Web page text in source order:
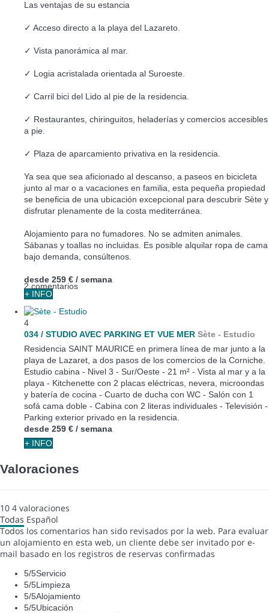
Las ventajas de su estancia
✓ Acceso directo a la playa del Lazareto.
✓ Vista panorámica al mar.
✓ Logia acristalada orientada al Suroeste.
✓ Carril bici del Lido al pie de la residencia.
✓ Restaurantes, chiringuitos, heladerías y comercios accesibles
a pie.
✓ Plaza de aparcamiento privativa en la residencia.
Ya sea que sea aficionado al descanso, a paseos en bicicleta
junto al mar o a vacaciones en familia, esta pequeña propiedad
se beneficia de una ubicación excepcional para descubrir Sète y
disfrutar plenamente de la costa mediterránea.
Alojamiento para no fumadores. No se admiten animales.
Sábanas y toallas no incluidas. Es posible alquilar ropa de cama
bajo demanda, consúltenos.
2 comentarios
desde 259 € / semana
+ INFO
4
034 / STUDIO AVEC PARKING ET VUE MER Sète - Estudio
Residencia SAINT MAURICE en primera línea de mar junto a la
playa de Lazaret, a dos pasos de los comercios de la Corniche.
Estudio cabina - Nivel 3 - Sur/Oeste - 21 m² - Vista al mar y a la
playa - Kitchenette con 2 placas eléctricas, nevera, microondas
y batería de cocina - Cuarto de ducha con WC - Salón con 1
sofá cama doble - Cabina con 2 literas individuales - Televisión -
Parking exterior privado en la residencia.
desde 259 € / semana
+ INFO
Valoraciones
10 4 valoraciones
Todas Español
Todos los comentarios han sido revisados por la web. Para evaluar
un alojamiento en esta web, un cliente debe ser invitado por e-
mail basado en los registros de reservas confirmadas
5/5Servicio
5/5Limpieza
5/5Alojamiento
5/5Ubicación